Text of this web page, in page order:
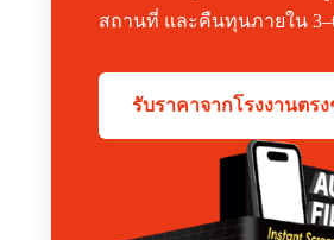
สถานที่ และคืนทุนภายใน
รับราคาจากโรงงานตร